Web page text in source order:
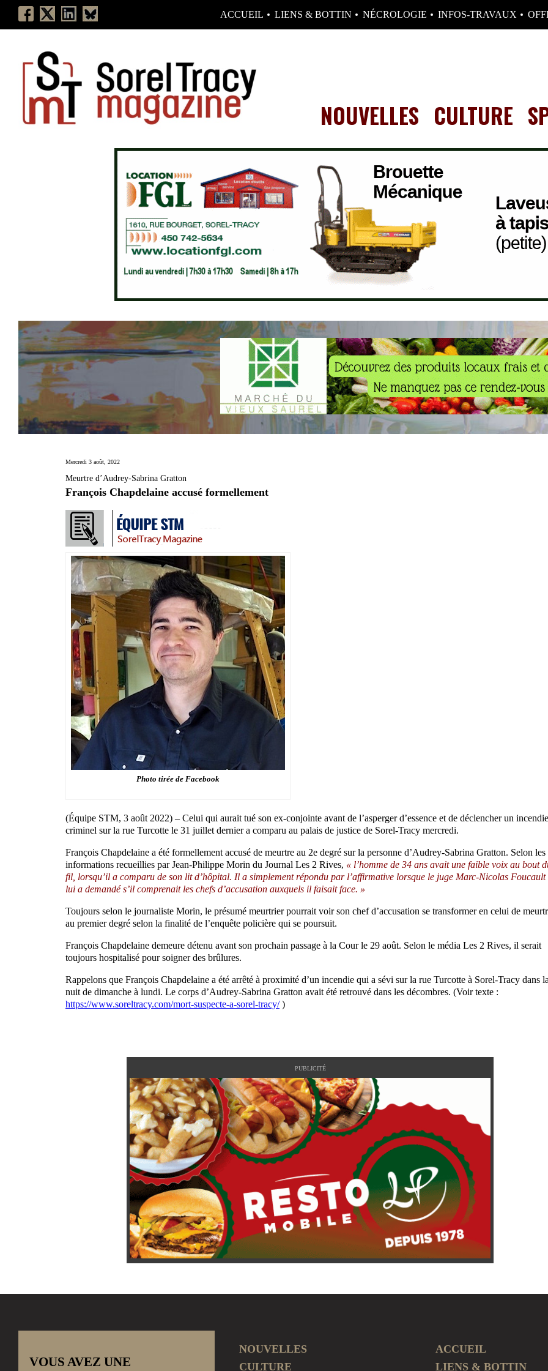
ACCUEIL LIENS & BOTTIN NÉCROLOGIE INFOS-TRAVAUX
NOUVELLES CULTURE
Mercredi 3 août, 2022
Meurtre d’Audrey-Sabrina Gratton
François Chapdelaine accusé formellement
Photo tirée de Facebook
(Équipe STM, 3 août 2022) – Celui qui aurait tué son ex-conjointe avant de l’asperger d’essence et de déclencher un incendie
criminel sur la rue Turcotte le 31 juillet dernier a comparu au palais de justice de Sorel-Tracy mercredi.
François Chapdelaine a été formellement accusé de meurtre au 2e degré sur la personne d’Audrey-Sabrina Gratton. Selon les
informations recueillies par Jean-Philippe Morin du Journal Les 2 Rives, « l’homme de 34 ans avait une faible voix au bout
fil, lorsqu’il a comparu de son lit d’hôpital. Il a simplement répondu par l’affirmative lorsque le juge Marc-Nicolas Foucault
lui a demandé s’il comprenait les chefs d’accusation auxquels il faisait face. »
Toujours selon le journaliste Morin, le présumé meurtrier pourrait voir son chef d’accusation se transformer en celui de
au premier degré selon la finalité de l’enquête policière qui se poursuit.
François Chapdelaine demeure détenu avant son prochain passage à la Cour le 29 août. Selon le média Les 2 Rives, il serait
toujours hospitalisé pour soigner des brûlures.
Rappelons que François Chapdelaine a été arrêté à proximité d’un incendie qui a sévi sur la rue Turcotte à Sorel-Tracy dans
nuit de dimanche à lundi. Le corps d’Audrey-Sabrina Gratton avait été retrouvé dans les décombres. (Voir texte :
https://www.soreltracy.com/mort-suspecte-a-sorel-tracy/)
PUBLICITÉ
VOUS AVEZ UNE
NOUVELLES
CULTURE
ACCUEIL
LIENS & BOTTIN